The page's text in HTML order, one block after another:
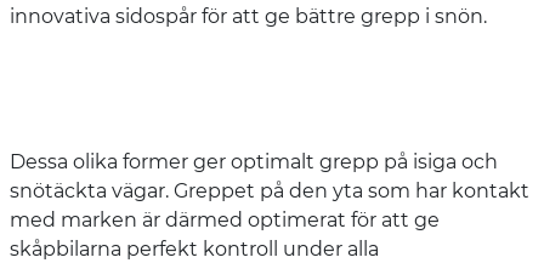
innovativa sidospår för att ge bättre grepp i snön.
Dessa olika former ger optimalt grepp på isiga och
snötäckta vägar. Greppet på den yta som har kontakt
med marken är därmed optimerat för att ge
skåpbilarna perfekt kontroll under alla